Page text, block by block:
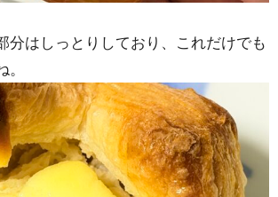
分はしっとりしており、これだけでも